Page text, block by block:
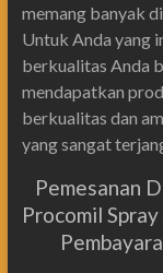
memang banyak
Untuk Anda yang
berkualitas Anda
mendapatkan
berkualitas dan
yang sangat
Pemesanan
Procomil